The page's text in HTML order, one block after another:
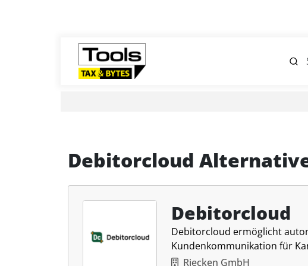
Debitorcloud
Debitorcloud
Debitorcloud ermöglicht
Kundenkommunikation für
Riecken GmbH